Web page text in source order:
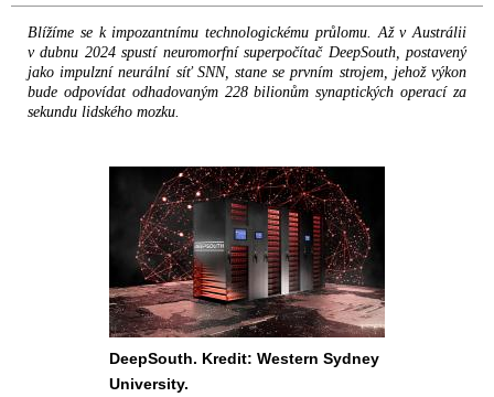
Blížíme se k impozantnímu technologickému průlomu. Až v Austrálii
v dubnu 2024 spustí neuromorfní superpočítač DeepSouth, postavený
jako impulzní neurální síť SNN, stane se prvním strojem, jehož výkon
bude odpovídat odhadovaným 228 bilionům synaptických operací za
sekundu lidského mozku.
DeepSouth. Kredit: Western Sydney
University.